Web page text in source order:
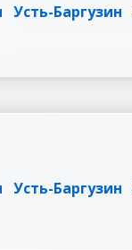
Усть-Баргузин
Усть-Баргузин